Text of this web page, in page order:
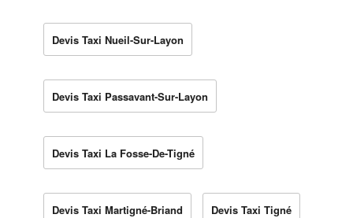
Devis Taxi Nueil-Sur-Layon
Devis Taxi Passavant-Sur-Layon
Devis Taxi La Fosse-De-Tigné
Devis Taxi Martigné-Briand Devis Taxi Tigné